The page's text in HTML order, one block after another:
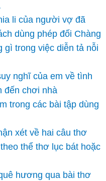
li của người vợ đã
dùng phép đối Chàng
gì trong việc diễn tả nỗi
nghĩ của em về tình
đến chơi nhà
trong các bài tập dùng
xét về hai câu thơ
thể thơ lục bát hoặc
hương qua bài thơ